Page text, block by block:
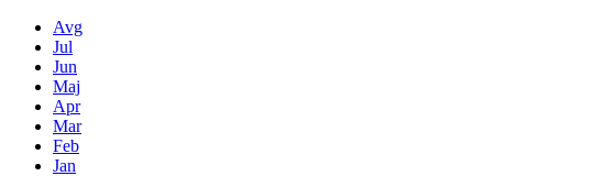
Avg
Jul
Jun
Maj
Apr
Mar
Feb
Jan